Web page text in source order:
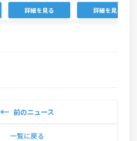
詳細を見る 詳細を見る
← 前のニュース
一覧に戻る